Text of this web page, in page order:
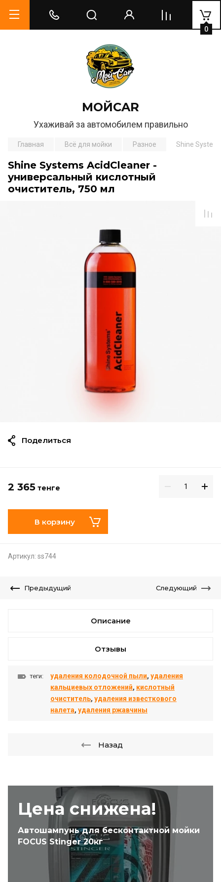
МОЙCAR
Ухаживай за автомобилем правильно
0
Цена снижена!
Автошампунь для бесконтактной мойки
FOCUS Stinger 20кг
Главная Всё для мойки Разное Shine
Shine Systems AcidCleaner -
универсальный кислотный
очиститель, 750 мл
2 365 тенге
В корзину
Артикул: ss744
Поделиться
Предыдущий Следующий
Описание
Отзывы
теги: удаления колодочной пыли, удаления
кальциевых отложений, кислотный
очиститель, удаления известкового
налета, удаления ржавчины
Назад